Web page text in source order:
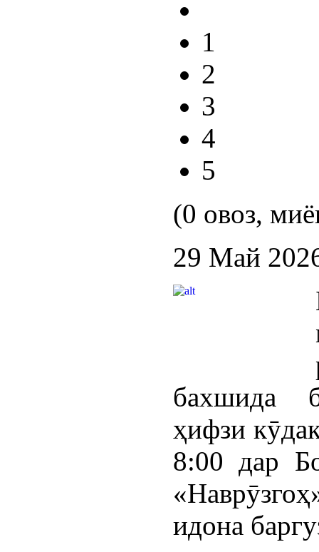
1
2
3
4
5
(0 овоз,
29 Май
бахшида
ҳифзи
8:00 дар
идона